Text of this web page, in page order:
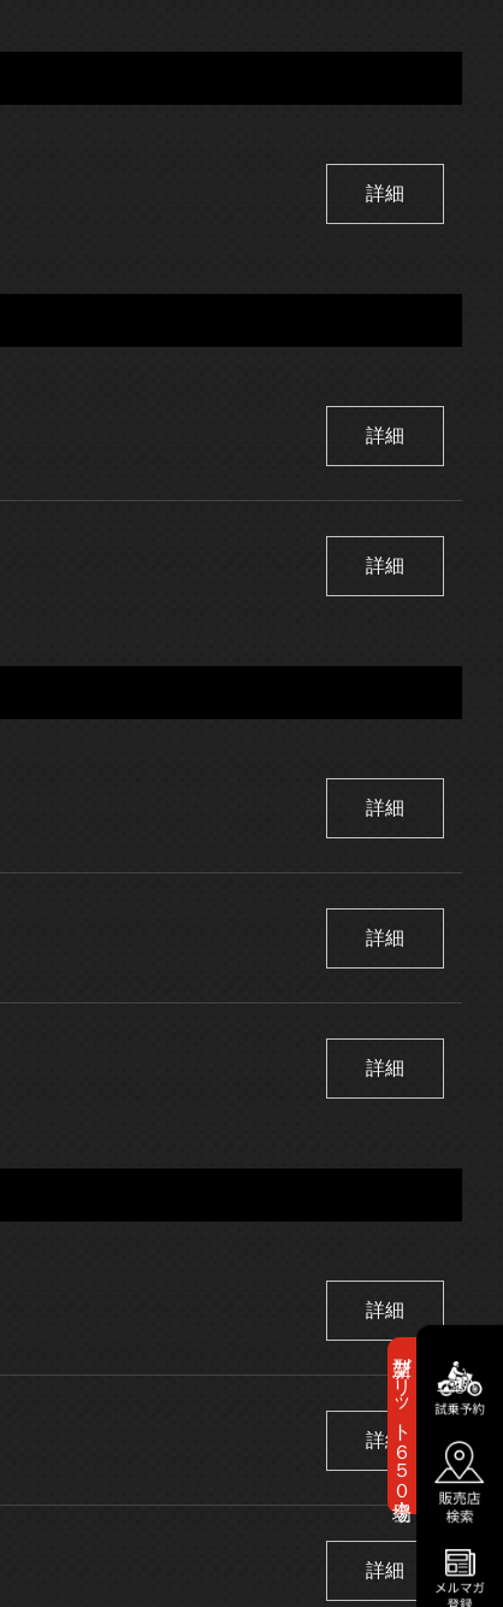
新型ブリット６５０登場！
詳細
詳細
詳細
詳細
詳細
詳細
詳細
詳細
詳細